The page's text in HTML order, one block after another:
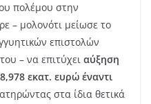
πολέμου στην
– μολονότι μείωσε το
επιστολών
– να επιτύχει αύξηση
εκατ. ευρώ έναντι
στα ίδια θετικά